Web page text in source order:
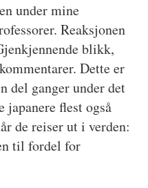
under mine
Reaksjonen
blikk,
Dette er
del ganger under det
flest også
de reiser ut i verden:
til fordel for